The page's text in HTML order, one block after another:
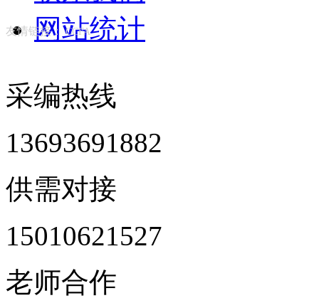
网站统计
友情链接： CCFA
采编热线
13693691882
供需对接
15010621527
老师合作